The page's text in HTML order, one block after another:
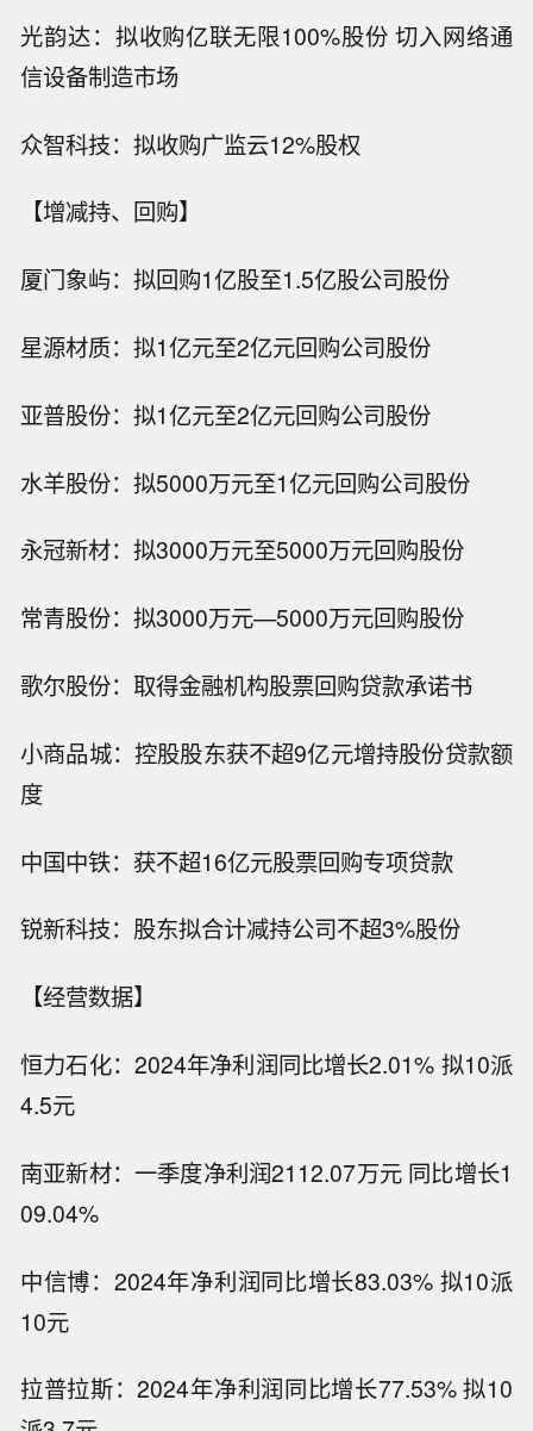
光韵达：拟收购亿联无限100%股份 切入网络通
信设备制造市场
众智科技：拟收购广监云12%股权
【增减持、回购】
厦门象屿：拟回购1亿股至1.5亿股公司股份
星源材质：拟1亿元至2亿元回购公司股份
亚普股份：拟1亿元至2亿元回购公司股份
水羊股份：拟5000万元至1亿元回购公司股份
永冠新材：拟3000万元至5000万元回购股份
常青股份：拟3000万元—5000万元回购股份
歌尔股份：取得金融机构股票回购贷款承诺书
小商品城：控股股东获不超9亿元增持股份贷款额
度
中国中铁：获不超16亿元股票回购专项贷款
锐新科技：股东拟合计减持公司不超3%股份
【经营数据】
恒力石化：2024年净利润同比增长2.01% 拟10派
4.5元
南亚新材：一季度净利润2112.07万元 同比增长1
09.04%
中信博：2024年净利润同比增长83.03% 拟10派
10元
拉普拉斯：2024年净利润同比增长77.53% 拟10